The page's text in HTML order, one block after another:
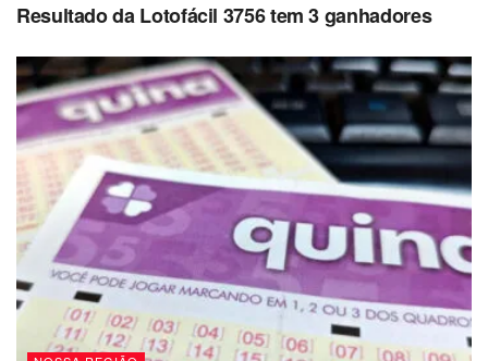
Resultado da Lotofácil 3756 tem 3 ganhadores